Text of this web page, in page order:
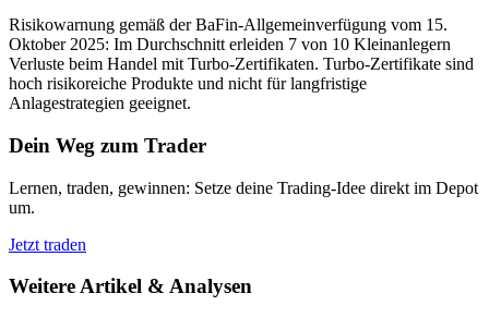
Risikowarnung gemäß der BaFin-Allgemeinverfügung vom 15.
Oktober 2025: Im Durchschnitt erleiden 7 von 10 Kleinanlegern
Verluste beim Handel mit Turbo-Zertifikaten. Turbo-Zertifikate sind
hoch risikoreiche Produkte und nicht für langfristige
Anlagestrategien geeignet.
Dein Weg zum Trader
Lernen, traden, gewinnen: Setze deine Trading-Idee direkt im Depot
um.
Jetzt traden
Weitere Artikel & Analysen